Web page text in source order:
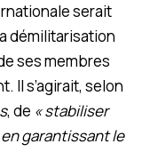
serait
démilitarisation
ses membres
Il s’agirait, selon
, de « stabiliser
garantissant le